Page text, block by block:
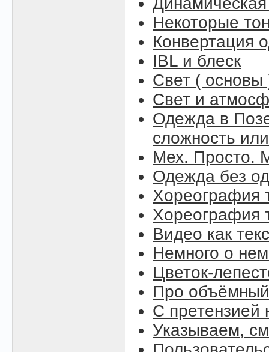
Некоторые
Конвертация
IBL и блеск
Свет ( основы
Свет и
Одежда в
сложность
Мех. Просто.
Одежда без
Хореография
Хореография
Видео как
Немного о
Цветок-
Про
С претензией
Указываем,